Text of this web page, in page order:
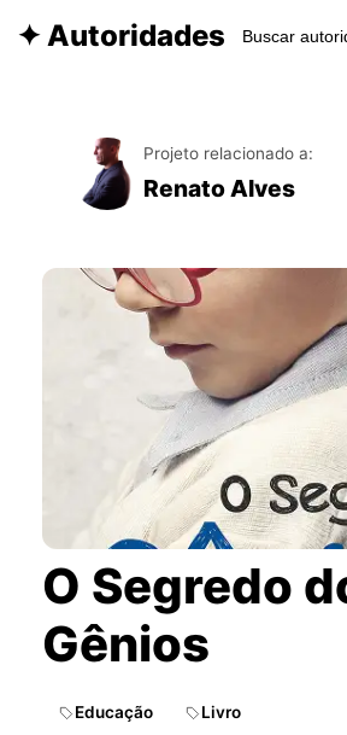
✦ Autoridades
Projeto relacionado a:
Renato Alves
O Segredo
Gênios
Educação Livro